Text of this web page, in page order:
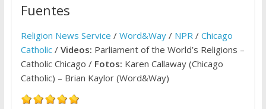
Fuentes
Religion News Service / Word&Way/ NPR / Chicago
Catholic/ Videos: Parliament of the World’s Religions –
Catholic Chicago / Fotos: Karen Callaway (Chicago
Catholic) – Brian Kaylor (Word&Way)